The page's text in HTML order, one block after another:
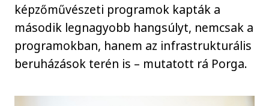
képzőművészeti programok kapták a
második legnagyobb hangsúlyt, nemcsak a
programokban, hanem az infrastrukturális
beruházások terén is – mutatott rá Porga.